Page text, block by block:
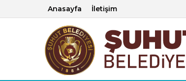
Anasayfa İletişim